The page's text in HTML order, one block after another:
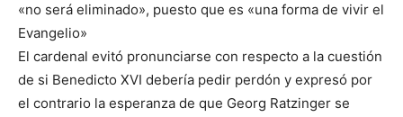
«no será eliminado», puesto que es «una forma de vivir el
Evangelio»
El cardenal evitó pronunciarse con respecto a la cuestión
de si Benedicto XVI debería pedir perdón y expresó por
el contrario la esperanza de que Georg Ratzinger se